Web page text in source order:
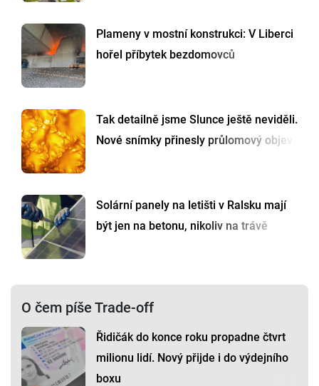
Plameny v mostní konstrukci: V Liberci
hořel příbytek bezdomovců
Tak detailně jsme Slunce ještě neviděli.
Nové snímky přinesly průlomový objev
Solární panely na letišti v Ralsku mají
být jen na betonu, nikoliv na trávě
O čem píše Trade-off
Řidičák do konce roku propadne čtvrt
milionu lidí. Nový přijde i do výdejního
boxu